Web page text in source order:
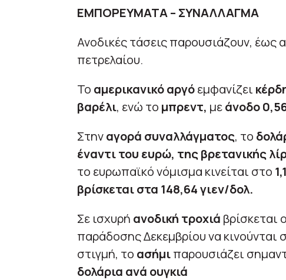
ΕΜΠΟΡΕΥΜΑΤΑ – ΣΥΝΑΛΛΑΓΜΑ
Ανοδικές τάσεις παρουσιάζουν, έως
πετρελαίου.
Το αμερικανικό αργόεμφανίζει
βαρέλι, ενώ το μπρεντ, μεάνοδο
Στηναγορά συναλλάγματος, το
έναντι του ευρώ, της βρετανικής
το ευρωπαϊκό νόμισμα κινείται στο
βρίσκεται στα 148,64 γιεν/δολ.
Σε ισχυρή ανοδική τροχιά βρίσκεται ο
παράδοσης Δεκεμβρίου να κινούνται
στιγμή, το ασήμιπαρουσιάζει
δολάρια ανά ουγκιά